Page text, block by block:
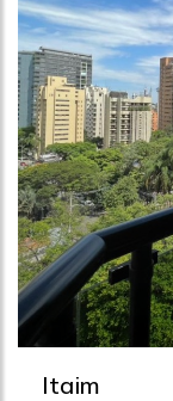
Itaim